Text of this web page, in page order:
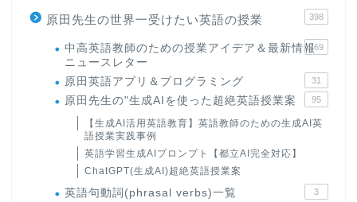
原田先生の世界一受けたい英語の授業 398
中高英語教師のための授業アイデア＆最新情報
ニュースレター
169
原田英語アプリ＆プログラミング 31
原田先生の"生成AIを使った超絶英語授業案 95
【生成AI活用英語教育】英語教師のための生成AI英
語授業実践事例
英語学習生成AIプロンプト【都立AI完全対応】
ChatGPT(生成AI)超絶英語授業案
英語句動詞(phrasal verbs)一覧 3